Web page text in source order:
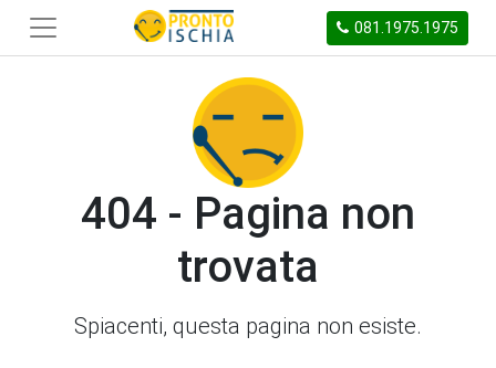
081.1975.1975
404 - Pagina non
trovata
Spiacenti, questa pagina non esiste.